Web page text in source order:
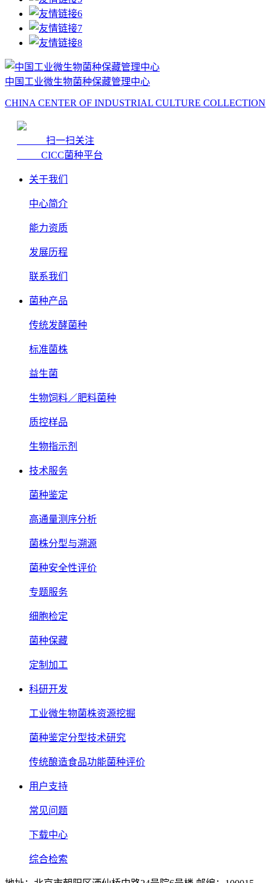
中国工业微生物菌种保藏管理中心
CHINA CENTER OF INDUSTRIAL CULTURE COLLECTION
扫一扫关注
CICC菌种平台
关于我们
中心简介
能力资质
发展历程
联系我们
菌种产品
传统发酵菌种
标准菌株
益生菌
生物饲料／肥料菌种
质控样品
生物指示剂
技术服务
菌种鉴定
高通量测序分析
菌株分型与溯源
菌种安全性评价
专题服务
细胞检定
菌种保藏
定制加工
科研开发
工业微生物菌株资源挖掘
菌种鉴定分型技术研究
传统酿造食品功能菌种评价
用户支持
常见问题
下载中心
综合检索